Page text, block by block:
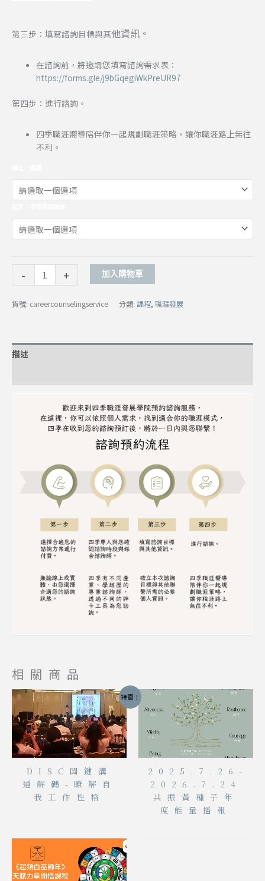
第三步：填寫諮詢目標與其他資訊。
在諮詢前，將邀請您填寫諮詢需求表：
https://forms.gle/j9bGqegiWkPreUR97
第四步：進行諮詢。
四季職涯嚮導陪伴你一起規劃職涯策略，讓你職涯路上無往
不利。
- + 加入購物車
貨號: careercounselingservice 分類: 課程, 職涯發展
描述
相關商品
DISC關鍵溝
通解碼-瞭解自
我工作性格
特賣！
2025.7.26-
2026.7.24
共振黃種子年
度能量播報